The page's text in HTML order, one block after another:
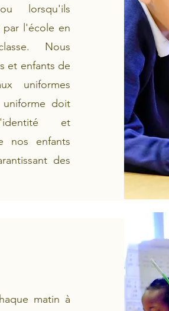
lorsqu'ils
par l'école en
Nous
et enfants de
uniformes
doit
et
nos enfants
des
matin à